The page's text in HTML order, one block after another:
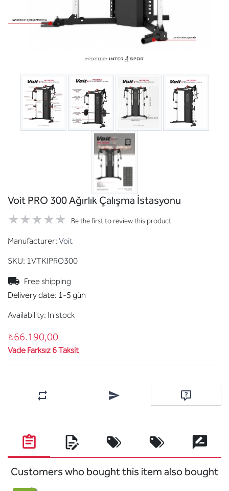
Voit PRO 300 Ağırlık Çalışma İstasyonu
Be the first to review this product
Manufacturer: Voit
SKU: 1VTKIPRO300
Free shipping
Delivery date: 1-5 gün
Availability: In stock
₺66.190,00
Vade Farksız 6 Taksit
Add to compare list Email a friend Ask question
Customers who bought this item also bought